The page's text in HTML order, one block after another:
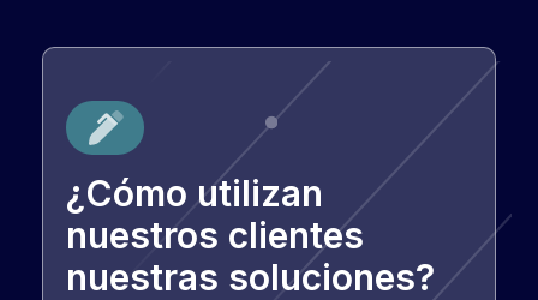
¿Cómo utilizan
nuestros clientes
nuestras soluciones?